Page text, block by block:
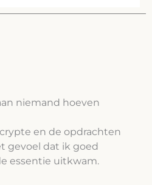
niemand hoeven
en de opdrachten
gevoel dat ik goed
essentie uitkwam.